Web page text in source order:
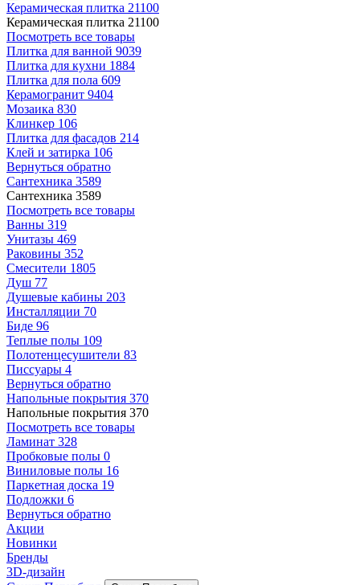
Керамическая плитка 21100
Керамическая плитка 21100
Посмотреть все товары
Плитка для ванной 9039
Плитка для кухни 1884
Плитка для пола 609
Керамогранит 9404
Мозаика 830
Клинкер 106
Плитка для фасадов 214
Клей и затирка 106
Вернуться обратно
Сантехника 3589
Сантехника 3589
Посмотреть все товары
Ванны 319
Унитазы 469
Раковины 352
Смесители 1805
Душ 77
Душевые кабины 203
Инсталляции 70
Биде 96
Теплые полы 109
Полотенцесушители 83
Писсуары 4
Вернуться обратно
Напольные покрытия 370
Напольные покрытия 370
Посмотреть все товары
Ламинат 328
Пробковые полы 0
Виниловые полы 16
Паркетная доска 19
Подложки 6
Вернуться обратно
Акции
Новинки
Бренды
3D-дизайн